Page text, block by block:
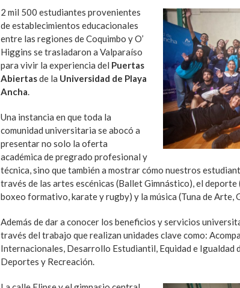
2 mil 500 estudiantes provenientes
de establecimientos educacionales
entre las regiones de Coquimbo y O’
Higgins se trasladaron a Valparaíso
para vivir la experiencia del Puertas
Abiertasde la Universidad de Playa
Ancha
Una instancia en que toda la
comunidad universitaria se abocó a
presentar no solo la oferta
académica de pregrado profesional y
técnica, sino que también a mostrar cómo nuestros
través de las artes escénicas (Ballet Gimnástico), el
boxeo formativo, karate y rugby) y la música (Tuna de Arte,
Además de dar a conocer los beneficios y servicios
través del trabajo que realizan unidades clave como:
Internacionales, Desarrollo Estudiantil, Equidad e Igualdad
Deportes y Recreación.